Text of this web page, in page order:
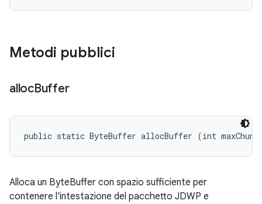
Metodi pubblici
allocBuffer
public static ByteBuffer allocBuffer (int
Alloca un ByteBuffer con spazio sufficiente per
contenere l'intestazione del pacchetto JDWP e